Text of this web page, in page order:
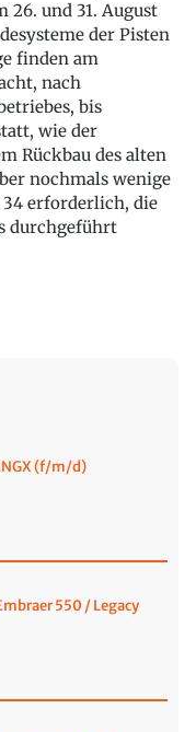
26. und 31. August
der Pisten
finden am
nach
bis
wie der
Rückbau des alten
nochmals wenige
erforderlich, die
durchgeführt
(f/m/d)
550 / Legacy